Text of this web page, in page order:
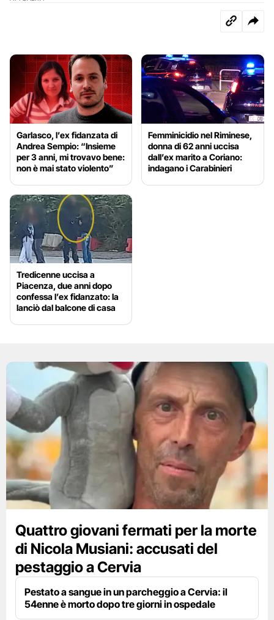
Garlasco, l’ex fidanzata di
Andrea Sempio: “Insieme
per 3 anni, mi trovavo bene:
non è mai stato violento”
Femminicidio nel Riminese,
donna di 62 anni uccisa
dall’ex marito a Coriano:
indagano i Carabinieri
Tredicenne uccisa a
Piacenza, due anni dopo
confessa l’ex fidanzato: la
lanciò dal balcone di casa
Quattro giovani fermati per la morte
di Nicola Musiani: accusati del
pestaggio a Cervia
Pestato a sangue in un parcheggio a Cervia: il
54enne è morto dopo tre giorni in ospedale